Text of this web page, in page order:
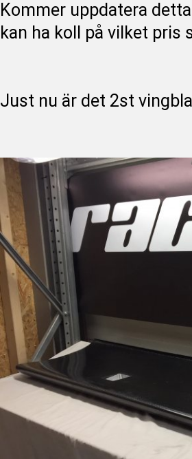
Kommer uppdatera
kan ha koll på vilket pris
Just nu är det 2st